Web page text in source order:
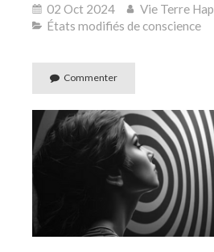
02 Oct 2024
Vie Terre
États modifiés de conscience
Commenter